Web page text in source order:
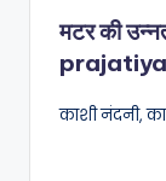
मटर की
काशी नंदनी,